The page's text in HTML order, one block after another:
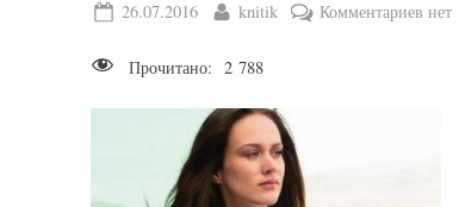
е
т
описанием
и
Posted
26.07.2016 By
knitik Комментариев кнет
Прочитано: 2 788